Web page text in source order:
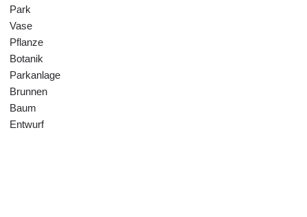
Park
Vase
Pflanze
Botanik
Parkanlage
Brunnen
Baum
Entwurf